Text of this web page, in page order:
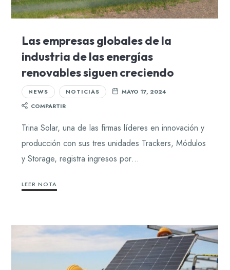
Las empresas globales de la
industria de las energías
renovables siguen creciendo
NEWS NOTICIAS
MAYO 17, 2024
COMPARTIR
Trina Solar, una de las firmas líderes en innovación y
producción con sus tres unidades Trackers, Módulos
y Storage, registra ingresos por…
LEER NOTA